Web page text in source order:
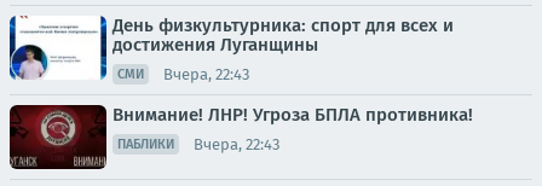
День физкультурника: спорт для всех и
достижения Луганщины
СМИ Вчера, 22:43
Внимание! ЛНР! Угроза БПЛА противника!
ПАБЛИКИ Вчера, 22:43